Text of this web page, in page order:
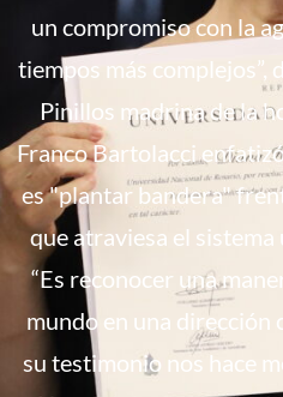
un compromiso con la
tiempos más complejos”,
Pinillos madrina de la
Franco Bartolacci
es "plantar bandera"
que atraviesa el
“Es reconocer una
mundo en una dirección
su testimonio nos hace